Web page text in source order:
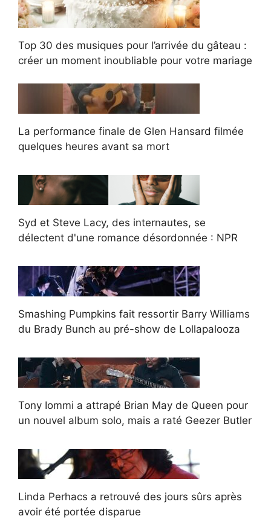
Top 30 des musiques pour l’arrivée du gâteau :
créer un moment inoubliable pour votre mariage
La performance finale de Glen Hansard filmée
quelques heures avant sa mort
Syd et Steve Lacy, des internautes, se
délectent d'une romance désordonnée : NPR
Smashing Pumpkins fait ressortir Barry Williams
du Brady Bunch au pré-show de Lollapalooza
Tony Iommi a attrapé Brian May de Queen pour
un nouvel album solo, mais a raté Geezer Butler
Linda Perhacs a retrouvé des jours sûrs après
avoir été portée disparue